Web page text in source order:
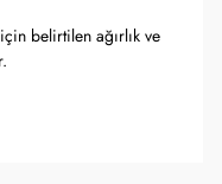
belirtilen ağırlık ve